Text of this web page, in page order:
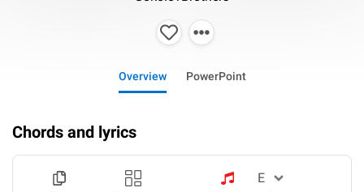
Overview PowerPoint
Chords and lyrics